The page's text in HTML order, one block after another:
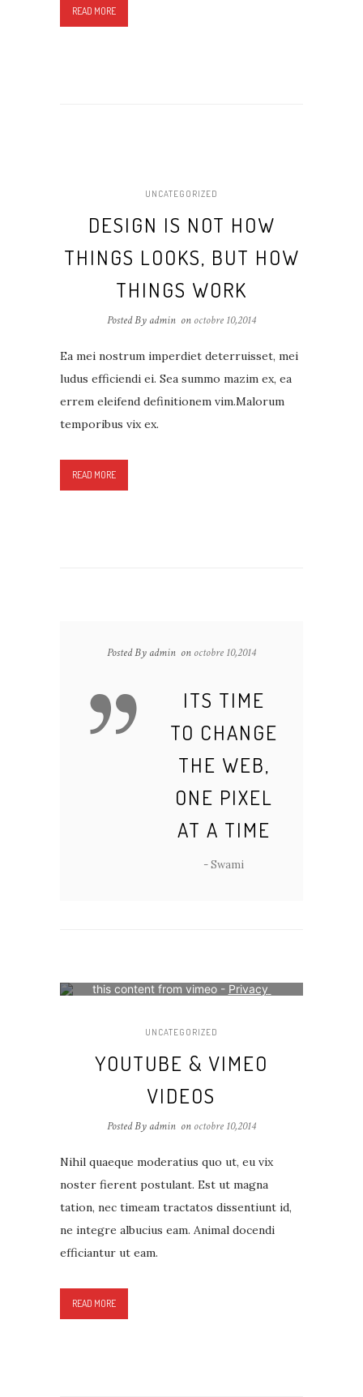
READ MORE
UNCATEGORIZED
DESIGN IS NOT HOW
THINGS LOOKS, BUT HOW
THINGS WORK
Posted By admin on octobre 10,2014
Ea mei nostrum imperdiet deterruisset, mei
ludus efficiendi ei. Sea summo mazim ex, ea
errem eleifend definitionem vim.Malorum
temporibus vix ex.
READ MORE
Posted By admin on octobre 10,2014
ITS TIME
TO CHANGE
THE WEB,
ONE PIXEL
AT A TIME
- Swami
this content from vimeo - Privacy
UNCATEGORIZED
YOUTUBE & VIMEO
VIDEOS
Posted By admin on octobre 10,2014
Nihil quaeque moderatius quo ut, eu vix
noster fierent postulant. Est ut magna
tation, nec timeam tractatos dissentiunt id,
ne integre albucius eam. Animal docendi
efficiantur ut eam.
READ MORE